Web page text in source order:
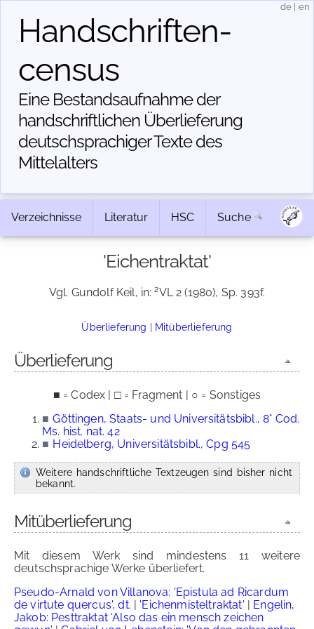
Handschriften­
census
Eine Bestandsaufnahme der
handschriftlichen Über­lieferung
deutschsprachiger Texte des
Mittelalters
de en
Verzeichnisse Literatur HSC Suche
'Eichentraktat'
Vgl. Gundolf Keil, in:2VL 2 (1980), Sp. 393f.
Überlieferung | Mitüberlieferung
Überlieferung
■ = Codex | □ = Fragment | ○ = Sonstiges
■ Göttingen, Staats- und Universitätsbibl., 8° Cod.
Ms. hist. nat. 42
■ Heidelberg, Universitätsbibl., Cpg 545
Weitere handschriftliche Textzeugen sind bisher nicht
bekannt.
Mitüberlieferung
Mit diesem Werk sind mindestens 11 weitere
deutschsprachige Werke überliefert.
Pseudo-Arnald von Villanova: 'Epistula ad Ricardum
de virtute quercus', dt. | 'Eichenmisteltraktat' | Engelin,
Jakob: Pesttraktat 'Also das ein mensch zeichen